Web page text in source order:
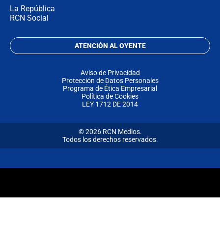
La República
RCN Social
ATENCIÓN AL OYENTE
Aviso de Privacidad
Protección de Datos Personales
Programa de Ética Empresarial
Política de Cookies
LEY 1712 DE 2014
© 2026 RCN Medios.
Todos los derechos reservados.